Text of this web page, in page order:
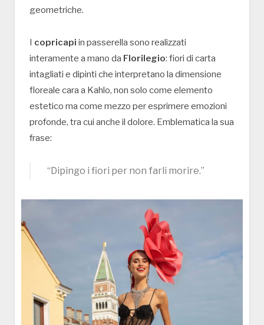
geometriche.
I copricapi in passerella sono realizzati
interamente a mano da Florilegio: fiori di carta
intagliati e dipinti che interpretano la dimensione
floreale cara a Kahlo, non solo come elemento
estetico ma come mezzo per esprimere emozioni
profonde, tra cui anche il dolore. Emblematica la sua
frase:
“Dipingo i fiori per non farli morire.”